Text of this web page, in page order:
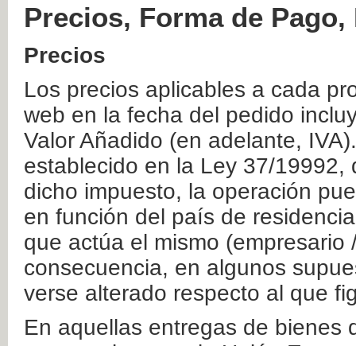
Precios, Forma de
Precios
Los precios aplicables a cada
web en la fecha del pedido
Valor Añadido (en adelante,
establecido en la Ley 37/
dicho impuesto, la operación
en función del país de
que actúa el mismo
consecuencia, en algunos
verse alterado respecto al que
En aquellas entregas de bienes